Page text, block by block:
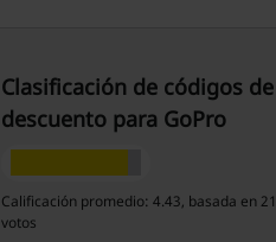
Clasificación de códigos de
descuento para GoPro
Calificación promedio: 4.43, basada en 21
votos